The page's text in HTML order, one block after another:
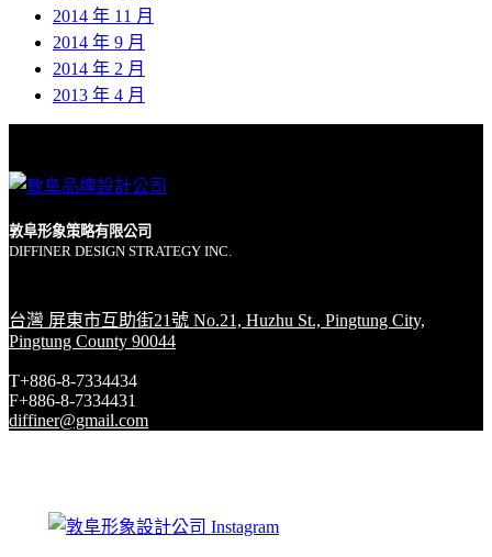
2014 年 11 月
2014 年 9 月
2014 年 2 月
2013 年 4 月
敦阜形象策略有限公司
DIFFINER DESIGN STRATEGY INC.
台灣 屏東市互助街21號 No.21, Huzhu St., Pingtung City,
Pingtung County 90044
T+886-8-7334434
F+886-8-7334431
diffiner@gmail.com